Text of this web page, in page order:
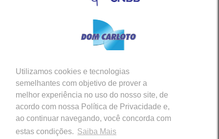
Utilizamos cookies e tecnologias
semelhantes com objetivo de prover a
melhor experiência no uso do nosso site, de
acordo com nossa Política de Privacidade e,
ao continuar navegando, você concorda com
estas condições. Saiba Mais
Siga-nos em nossas Redes Sociais